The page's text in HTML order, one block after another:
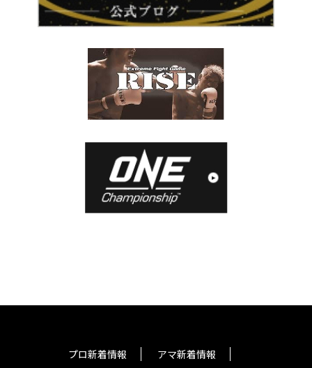
プロ新着情報 アマ新着情報